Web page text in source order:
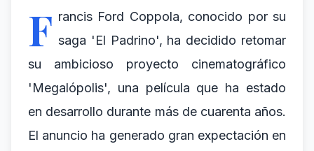
F rancis Ford Coppola, conocido por su
saga 'El Padrino', ha decidido retomar
su ambicioso proyecto cinematográfico
'Megalópolis', una película que ha estado
en desarrollo durante más de cuarenta años.
El anuncio ha generado gran expectación en